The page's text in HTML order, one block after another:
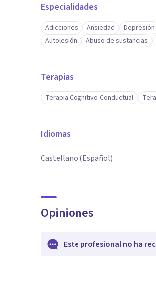
Especialidades
Adicciones Ansiedad Depresión
Autolesión
Abuso de sustancias
Terapias
Terapia Cognitivo-Conductual
Idiomas
Castellano (Español)
Opiniones
Este profesional no ha